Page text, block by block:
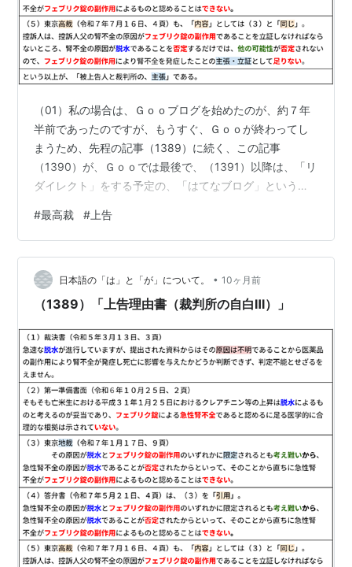
（01）私の場合は、Ｇｏｏブログを始めたのが、約７年
半前であったのですが、もうすぐ、Ｇｏｏが終わってし
まうため、先程の記事（1389）に続く、この記事
（1390）が、Ｇｏｏでは最後で、（1391）以降は、「リ
ダイレクト」をする予定の、「はてなブログ」というこ
―「某法律事務所」への問い合わせ。―（02）法学部を
卒業したわけでもないのですが、「本人訴訟」として、
「独立行政法人医薬品医療機器総合機構（ＰＭＤＡ）」
を相手方として、令和７年９月１１日に、「上告受理申
立て理由書（１０枚）」を「東京高裁」に提出し、令和
#最高裁 # 上告
日本語の「は」と「が」について。 • 10ヶ月前
（1389）「上告理由書（裁判所の自白Ⅲ）」